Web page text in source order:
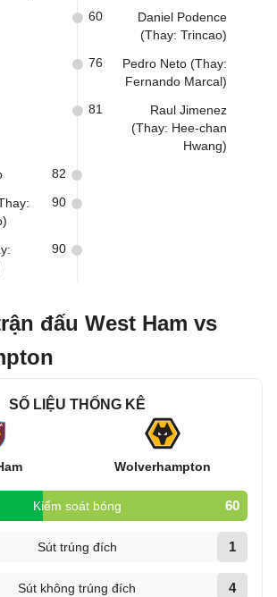
Daniel Podence
(Thay: Trincao)
60
Pedro Neto (Thay:
Fernando Marcal)
76
Raul Jimenez
(Thay: Hee-chan
Hwang)
81
82
90
90
đấu West Ham vs
SỐ LIỆU THỐNG KÊ
Wolverhampton
Kiểm soát bóng 60
Sút trúng đích 1
Sút không trúng đích 4